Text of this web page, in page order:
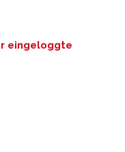
eingeloggte